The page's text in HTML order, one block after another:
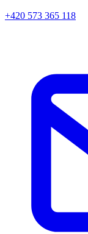
+420 573 365 118